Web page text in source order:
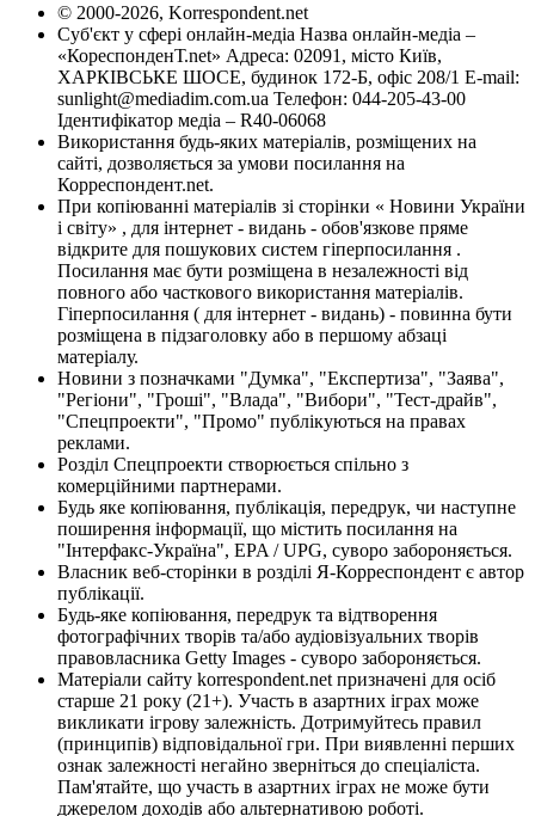
© 2000-2026, Korrespondent.net
Суб'єкт у сфері онлайн-медіа Назва онлайн-медіа –
«КореспонденТ.net» Адреса: 02091, місто Київ,
ХАРКІВСЬКЕ ШОСЕ, будинок 172-Б, офіс 208/1 E-mail:
sunlight@mediadim.com.ua Телефон: 044-205-43-00
Ідентифікатор медіа – R40-06068
Використання будь-яких матеріалів, розміщених на
сайті, дозволяється за умови посилання на
Корреспондент.net.
При копіюванні матеріалів зі сторінки « Новини України
і світу» , для інтернет - видань - обов'язкове пряме
відкрите для пошукових систем гіперпосилання .
Посилання має бути розміщена в незалежності від
повного або часткового використання матеріалів.
Гіперпосилання ( для інтернет - видань) - повинна бути
розміщена в підзаголовку або в першому абзаці
матеріалу.
Новини з позначками "Думка", "Експертиза", "Заява",
"Регіони", "Гроші", "Влада", "Вибори", "Тест-драйв",
"Спецпроекти", "Промо" публікуються на правах
реклами.
Розділ Спецпроекти створюється спільно з
комерційними партнерами.
Будь яке копіювання, публікація, передрук, чи наступне
поширення інформації, що містить посилання на
"Інтерфакс-Україна", EPA / UPG, суворо забороняється.
Власник веб-сторінки в розділі Я-Корреспондент є автор
публікації.
Будь-яке копіювання, передрук та відтворення
фотографічних творів та/або аудіовізуальних творів
правовласника Getty Images - суворо забороняється.
Матеріали сайту korrespondent.net призначені для осіб
старше 21 року (21+). Участь в азартних іграх може
викликати ігрову залежність. Дотримуйтесь правил
(принципів) відповідальної гри. При виявленні перших
ознак залежності негайно зверніться до спеціаліста.
Пам'ятайте, що участь в азартних іграх не може бути
джерелом доходів або альтернативою роботі.